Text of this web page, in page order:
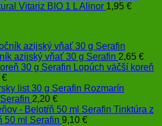
Vitariz BIO 1 L Alinor 1,95 €
azijský vňať 30 g Serafin 2,65 €
Lopúch väčší koreň
€
Rozmarín
2,20 €
Tinktúra z
50 ml Serafin 9,10 €